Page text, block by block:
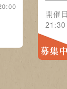
募集中